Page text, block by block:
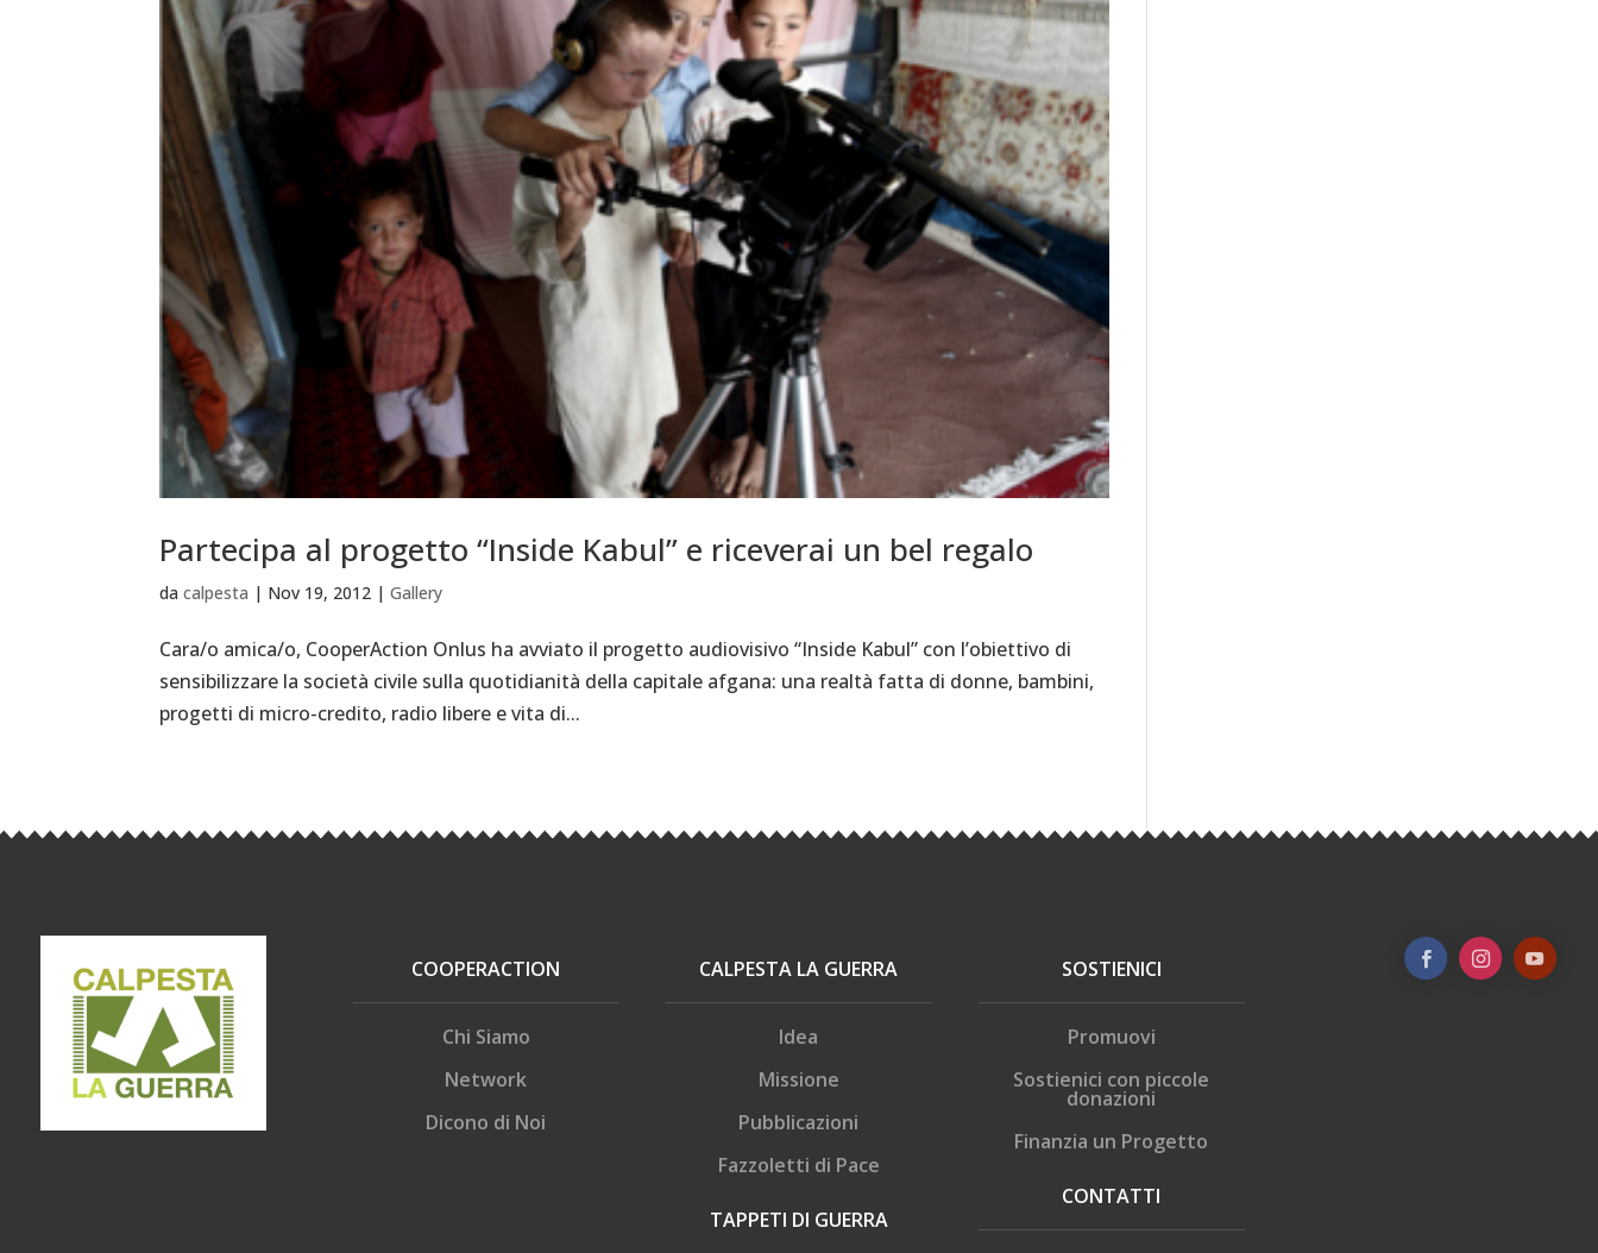
Partecipa al progetto “Inside Kabul” e riceverai un bel regalo
dacalpesta | Nov 19, 2012 |Gallery
Cara/o amica/o, CooperAction Onlus ha avviato il progetto audiovisivo “Inside Kabul” con l’obiettivo di
sensibilizzare la società civile sulla quotidianità della capitale afgana: una realtà fatta di donne, bambini,
progetti di micro-credito, radio libere e vita di...
COOPERACTION
Chi Siamo
Network
Dicono di Noi
CALPESTA LA GUERRA
Idea
Missione
Pubblicazioni
Fazzoletti di Pace
TAPPETI DI GUERRA
SOSTIENICI
Promuovi
Sostienici con piccole
donazioni
Finanzia un Progetto
CONTATTI